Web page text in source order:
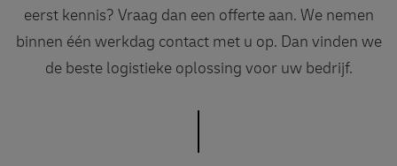
eerst kennis? Vraag dan een offerte aan. We nemen
binnen één werkdag contact met u op. Dan vinden we
de beste logistieke oplossing voor uw bedrijf.